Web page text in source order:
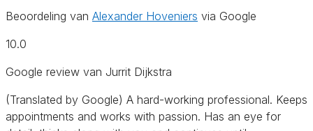
Beoordeling van Alexander Hoveniers via Google
10.0
Google review van Jurrit Dijkstra
(Translated by Google) A hard-working professional. Keeps
appointments and works with passion. Has an eye for